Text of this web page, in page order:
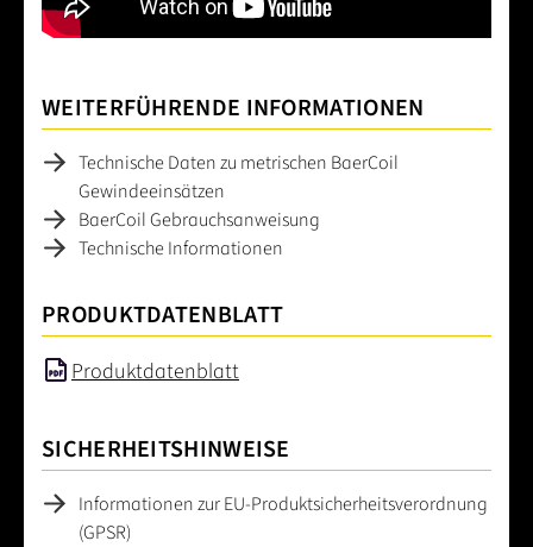
WEITERFÜHRENDE INFORMATIONEN
Technische Daten zu metrischen BaerCoil
Gewindeeinsätzen
BaerCoil Gebrauchsanweisung
Technische Informationen
PRODUKTDATENBLATT
Produktdatenblatt
SICHERHEITSHINWEISE
Informationen zur EU-Produktsicherheitsverordnung
(GPSR)